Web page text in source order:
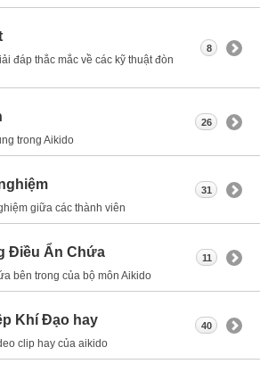
đáp thắc mắc về các kỹ thuật đòn
8
trong Aikido
26
giữa các thành viên
31
Điều Ẩn Chứa
bên trong của bộ môn Aikido
11
Khí Đạo hay
clip hay của aikido
40